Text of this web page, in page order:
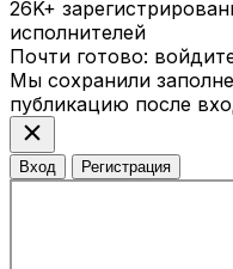
26K+
исполнителей
Почти готово:
Мы сохранили
публикацию после
close
Вход Регистрация